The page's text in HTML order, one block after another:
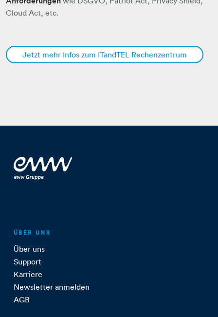
Cloud Act, etc.
Jetzt mehr Infos zum ITandTEL Rechenzentrum
ÜBER UNS
Über uns
Support
Karriere
Newsletter anmelden
AGB